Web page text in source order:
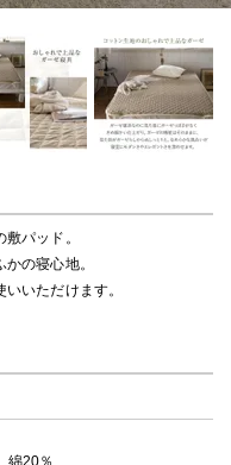
パッド。
の寝心地。
いただけます。
綿20％